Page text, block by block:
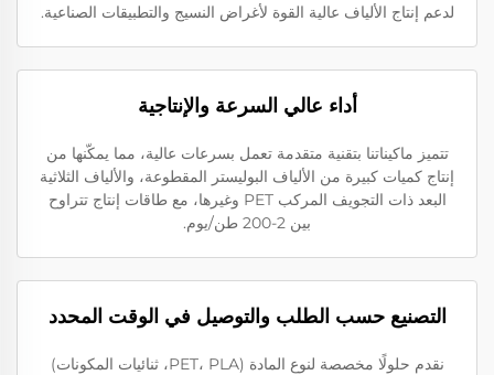
لدعم إنتاج الألياف عالية القوة لأغراض النسيج والتطبيقات الصناعية.
أداء عالي السرعة والإنتاجية
تتميز ماكيناتنا بتقنية متقدمة تعمل بسرعات عالية، مما يمكّنها من
إنتاج كميات كبيرة من الألياف البوليستر المقطوعة، والألياف الثلاثية
البعد ذات التجويف المركب PET وغيرها، مع طاقات إنتاج تتراوح
بين 2-200 طن/يوم.
التصنيع حسب الطلب والتوصيل في الوقت المحدد
نقدم حلولًا مخصصة لنوع المادة (PET، PLA، ثنائيات المكونات)